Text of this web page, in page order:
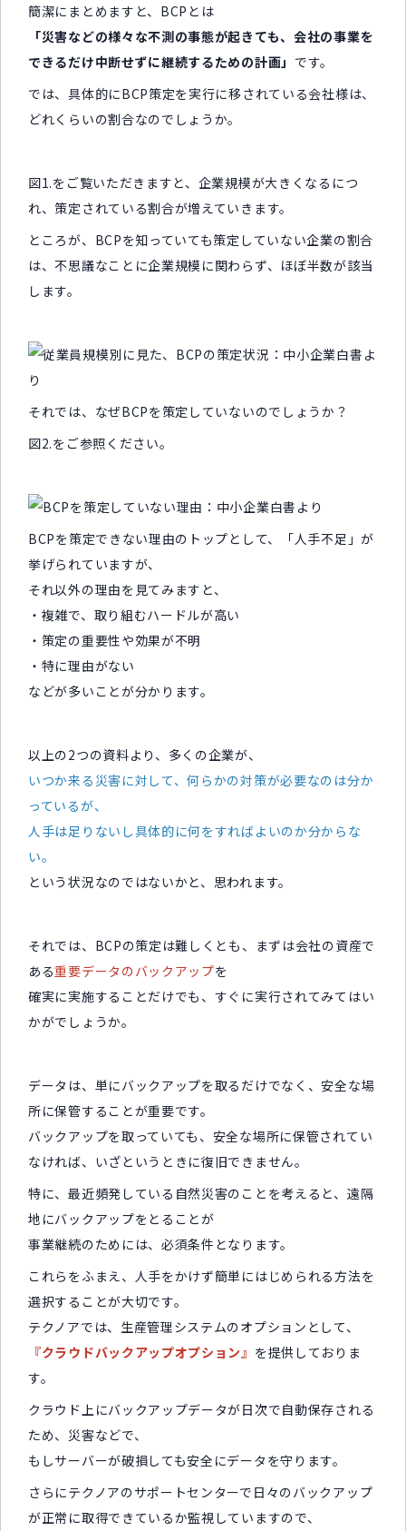
簡潔にまとめますと、BCPとは
「災害などの様々な不測の事態が起きても、会社の事業を
できるだけ中断せずに継続するための計画」 です。
では、具体的にBCP策定を実行に移されている会社様は、
どれくらいの割合なのでしょうか。
図1.をご覧いただきますと、企業規模が大きくなるにつ
れ、策定されている割合が増えていきます。
ところが、BCPを知っていても策定していない企業の割合
は、不思議なことに企業規模に関わらず、ほぼ半数が該当
します。
それでは、なぜBCPを策定していないのでしょうか？
図2.をご参照ください。
BCPを策定できない理由のトップとして、「人手不足」が
挙げられていますが、
それ以外の理由を見てみますと、
・複雑で、取り組むハードルが高い
・策定の重要性や効果が不明
・特に理由がない
などが多いことが分かります。
以上の2つの資料より、多くの企業が、
いつか来る災害に対して、何らかの対策が必要なのは分か
っているが、
人手は足りないし具体的に何をすればよいのか分からな
い。
という状況なのではないかと、思われます。
それでは、BCPの策定は難しくとも、まずは会社の資産で
ある重要データのバックアップを
確実に実施することだけでも、すぐに実行されてみてはい
かがでしょうか。
データは、単にバックアップを取るだけでなく、安全な場
所に保管することが重要です。
バックアップを取っていても、安全な場所に保管されてい
なければ、いざというときに復旧できません。
特に、最近頻発している自然災害のことを考えると、遠隔
地にバックアップをとることが
事業継続のためには、必須条件となります。
これらをふまえ、人手をかけず簡単にはじめられる方法を
選択することが大切です。
テクノアでは、生産管理システムのオプションとして、
『クラウドバックアップオプション』 を提供しておりま
す。
クラウド上にバックアップデータが日次で自動保存される
ため、災害などで、
もしサーバーが破損しても安全にデータを守ります。
さらにテクノアのサポートセンターで日々のバックアップ
が正常に取得できているか監視していますので、